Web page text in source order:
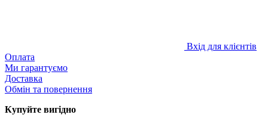
Вхід для клієнтів
Оплата
Ми гарантуємо
Доставка
Обмін та повернення
Купуйте вигідно